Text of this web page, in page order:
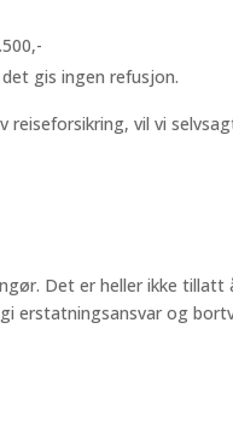
gis ingen refusjon.
vil vi
Det er heller ikke
erstatningsansvar og